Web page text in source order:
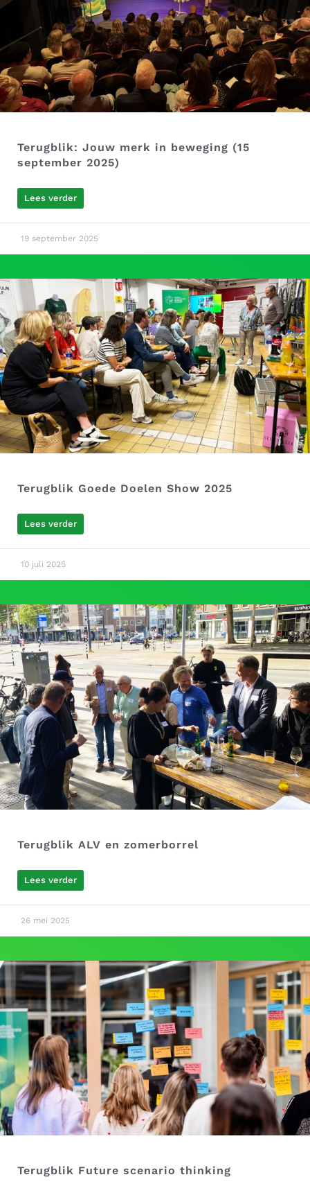
Terugblik: Jouw merk in beweging (15
september 2025)
Lees verder
19 september 2025
Terugblik Goede Doelen Show 2025
Lees verder
10 juli 2025
Terugblik ALV en zomerborrel
Lees verder
26 mei 2025
Terugblik Future scenario thinking